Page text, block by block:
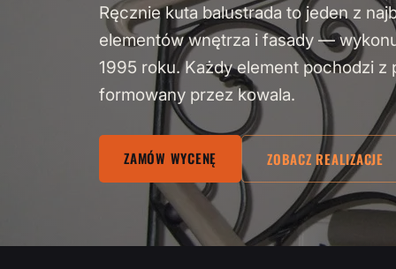
Ręcznie kuta balustrada to jeden z
elementów wnętrza i fasady —
1995 roku. Każdy element pochodzi z
formowany przez kowala.
ZAMÓW WYCENĘ ZOBACZ REALIZACJE